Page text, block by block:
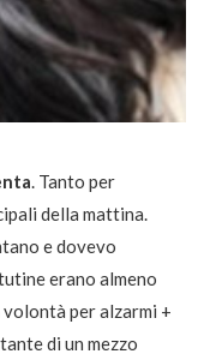
. Tanto per
della mattina.
e dovevo
erano almeno
per alzarmi +
di un mezzo